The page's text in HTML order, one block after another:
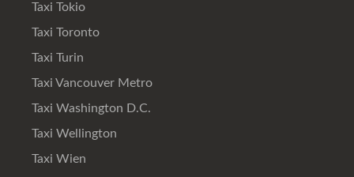
Taxi Tokio
Taxi Toronto
Taxi Turin
Taxi Vancouver Metro
Taxi Washington D.C.
Taxi Wellington
Taxi Wien